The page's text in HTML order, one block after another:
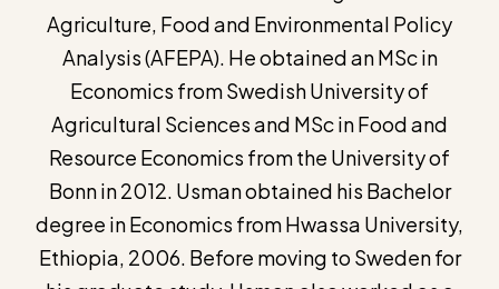
Agriculture, Food and Environmental Policy
Analysis (AFEPA). He obtained an MSc in
Economics from Swedish University of
Agricultural Sciences and MSc in Food and
Resource Economics from the University of
Bonn in 2012. Usman obtained his Bachelor
degree in Economics from Hwassa University,
Ethiopia, 2006. Before moving to Sweden for